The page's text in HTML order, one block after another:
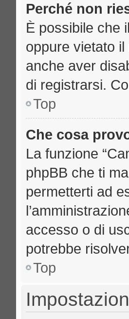
Perché non
È possibile che
oppure vietato
anche aver
di registrarsi.
Top
Che cosa
La funzione
phpBB che ti
permetterti ad
accesso o di
potrebbe
Top